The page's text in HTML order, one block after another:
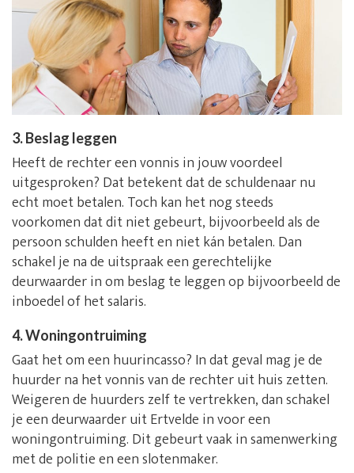
3. Beslag leggen
Heeft de rechter een vonnis in jouw voordeel
uitgesproken? Dat betekent dat de schuldenaar nu
echt moet betalen. Toch kan het nog steeds
voorkomen dat dit niet gebeurt, bijvoorbeeld als de
persoon schulden heeft en niet kán betalen. Dan
schakel je na de uitspraak een gerechtelijke
deurwaarder in om beslag te leggen op bijvoorbeeld de
inboedel of het salaris.
4. Woningontruiming
Gaat het om een huurincasso? In dat geval mag je de
huurder na het vonnis van de rechter uit huis zetten.
Weigeren de huurders zelf te vertrekken, dan schakel
je een deurwaarder uit Ertvelde in voor een
woningontruiming. Dit gebeurt vaak in samenwerking
met de politie en een slotenmaker.